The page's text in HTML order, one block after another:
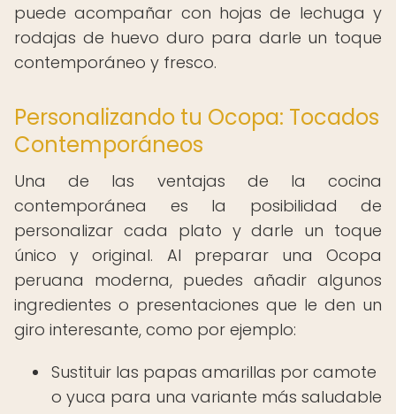
puede acompañar con hojas de lechuga y
rodajas de huevo duro para darle un toque
contemporáneo y fresco.
Personalizando tu Ocopa: Tocados
Contemporáneos
Una de las ventajas de la cocina
contemporánea es la posibilidad de
personalizar cada plato y darle un toque
único y original. Al preparar una Ocopa
peruana moderna, puedes añadir algunos
ingredientes o presentaciones que le den un
giro interesante, como por ejemplo:
Sustituir las papas amarillas por camote
o yuca para una variante más saludable